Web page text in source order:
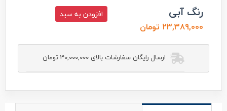
رنگ آبی
23,389,000 تومان
افزودن به سبد
ارسال رایگان سفارشات بالای 30,000,000 تومان